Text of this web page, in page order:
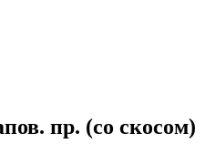
пр. (со скосом)